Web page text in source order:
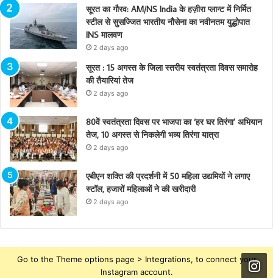
सूरत का गौरव: AM/NS India के हज़ीरा प्लान्ट में निर्मित
स्टील से सुसज्जित भारतीय नौसेना का नवीनतम युद्धोपात
INS मालवण
2 days ago
सूरत : 15 अगस्त के जिला स्तरीय स्वतंत्रता दिवस समारोह
की तैयारियां तेज
2 days ago
80वें स्वतंत्रता दिवस पर भाजपा का ‘हर घर तिरंगा’ अभियान
तेज, 10 अगस्त से निकलेगी भव्य तिरंगा यात्रा
2 days ago
एबीएन शक्ति की प्रदर्शनी में 50 महिला उद्यमियों ने लगाए
स्टॉल, हजारों महिलाओं ने की खरीदारी
2 days ago
Go to the Theme options page > Integrations, to connect your
Instagram account.